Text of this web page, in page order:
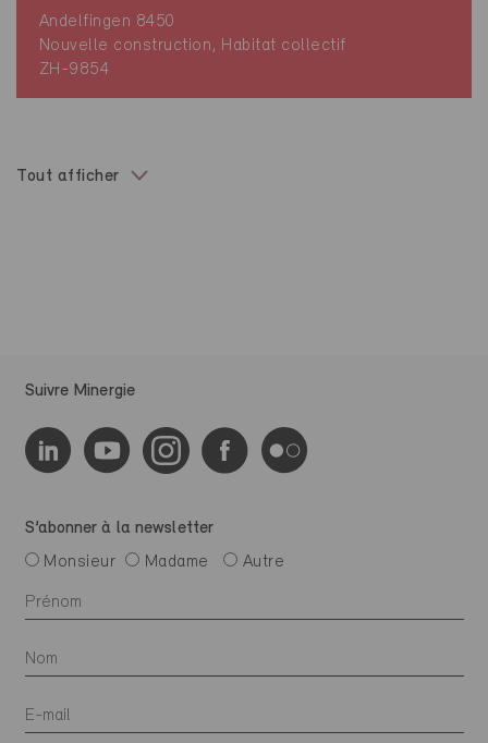
Andelfingen 8450
Nouvelle construction, Habitat collectif
ZH-9854
Tout afficher
Suivre Minergie
S’abonner à la newsletter
Monsieur
Madame Autre